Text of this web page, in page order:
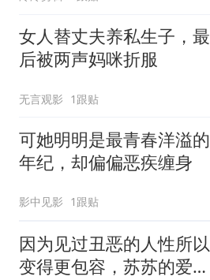
女人替丈夫养私生子，最
后被两声妈咪折服
无言观影 1跟贴
可她明明是最青春洋溢的
年纪，却偏偏恶疾缠身
影中见影 1跟贴
因为见过丑恶的人性所以
变得更包容，苏苏的爱太